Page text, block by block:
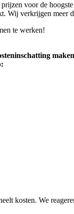
prijzen voor de
Wij verkrijgen meer
te werken!
kosten. We